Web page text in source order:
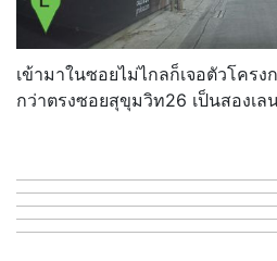
เข้ามาในซอยไม่ไกลก็เจอตัวโคร
กว่าตรงซอยสุขุมวิท26 เป็นสองเ